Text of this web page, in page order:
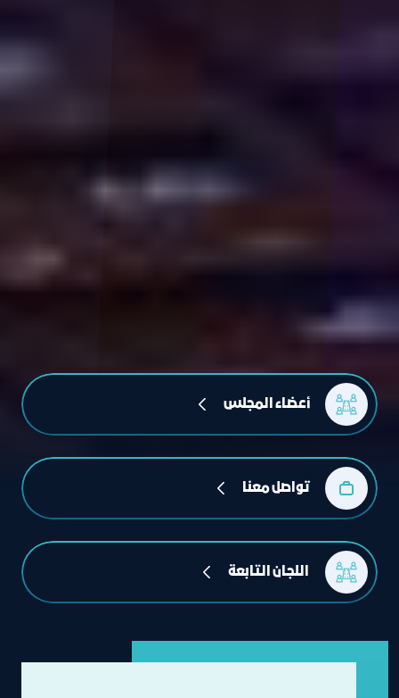
أعضاء المجلس
تواصل معنا
اللجان التابعة